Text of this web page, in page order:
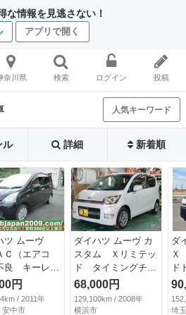
な情報を見逃さない！
アプリで開く
奈川県 検索 ログイン 投稿
人気キーワード
ル 詳細 新着順
ツ ムーヴ
（エアコ
良 キーレ
チシートフ
ット 左右エ
ク パワス
円
/ 2011年
安中市
ダイハツ ムーヴ カ
スタム Ｘリミテッ
ド タイミングチェ
ーン スマートキ
ー ＣＶＴ ベンチ
シート フルフラッ
68,000円
129,100km / 2008年
横浜市
ダ
Ｘ
ド
ー
埼